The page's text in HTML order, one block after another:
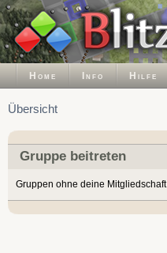
Home Info Hilfe
Übersicht
Gruppe beitreten
Gruppen ohne deine Mitgliedschaft